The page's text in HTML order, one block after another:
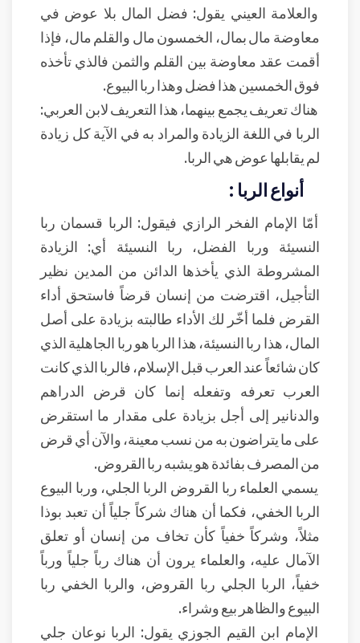
والعلامة العيني يقول: فضل المال بلا عوض في
معاوضة مال بمال، الخمسون مال والقلم مال، فإذا
أقمت عقد معاوضة بين القلم والثمن فالذي تأخذه
فوق الخمسين هذا فضل وهذا ربا البيوع.
هناك تعريف يجمع بينهما، هذا التعريف لابن العربي:
الربا في اللغة الزيادة والمراد به في الآية كل زيادة
لم يقابلها عوض هي الربا.
أنواع الربا :
أمّا الإمام الفخر الرازي فيقول: الربا قسمان ربا
النسيئة وربا الفضل، ربا النسيئة أي: الزيادة
المشروطة الذي يأخذها الدائن من المدين نظير
التأجيل، اقترضت من إنسان قرضاً فاستحق أداء
القرض فلما أخّر لك الأداء طالبته بزيادة على أصل
المال، هذا ربا النسيئة، هذا الربا هو ربا الجاهلية الذي
كان شائعاً عند العرب قبل الإسلام، فالربا الذي كانت
العرب تعرفه وتفعله إنما كان قرض الدراهم
والدنانير إلى أجل بزيادة على مقدار ما استقرض
على ما يتراضون به من نسب معينة، والآن أي قرض
من المصرف بفائدة هو يشبه ربا القروض.
يسمي العلماء ربا القروض الربا الجلي، وربا البيوع
الربا الخفي، فكما أن هناك شركاً جلياً أن تعبد بوذا
مثلاً، وشركاً خفياً كأن تخاف من إنسان أو تعلق
الآمال عليه، والعلماء يرون أن هناك رباً جلياً ورباً
خفياً، الربا الجلي ربا القروض، والربا الخفي ربا
البيوع والظاهر بيع وشراء.
الإمام ابن القيم الجوزي يقول: الربا نوعان جلي